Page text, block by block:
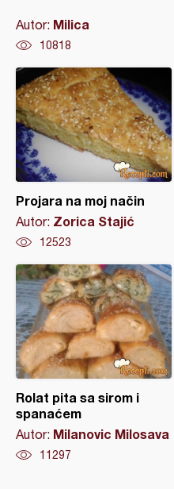
Autor: Milica
10818
Projara na moj način
Autor: Zorica Stajić
12523
Rolat pita sa sirom i
spanaćem
Autor: Milanovic Milosava
11297